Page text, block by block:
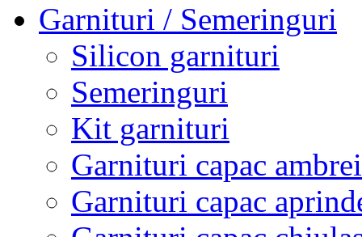
Garnituri / Semeringuri
Silicon garnituri
Semeringuri
Kit garnituri
Garnituri capac
Garnituri capac